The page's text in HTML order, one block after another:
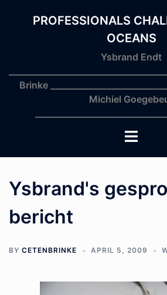
PROFESSIONALS
OCEANS
Ysbrand Endt
Brinke
Michiel
Toggle
menu
Ysbrand's
bericht
BY CETENBRINKE APRIL 5, 2009